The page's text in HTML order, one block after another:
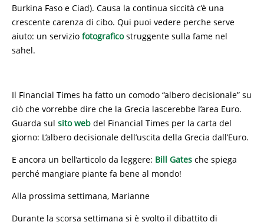
Burkina Faso e Ciad). Causa la continua siccità c’è una
crescente carenza di cibo. Qui puoi vedere perche serve
aiuto: un servizio fotograficostruggente sulla fame nel
sahel.
Il Financial Times ha fatto un comodo “albero decisionale” su
ciò che vorrebbe dire che la Grecia lascerebbe l’area Euro.
Guarda sul sito web del Financial Times per la carta del
giorno: L’albero decisionale dell’uscita della Grecia dall’Euro.
E ancora un bell’articolo da leggere: Bill Gates che spiega
perché mangiare piante fa bene al mondo!
Alla prossima settimana, Marianne
Durante la scorsa settimana si è svolto il dibattito di